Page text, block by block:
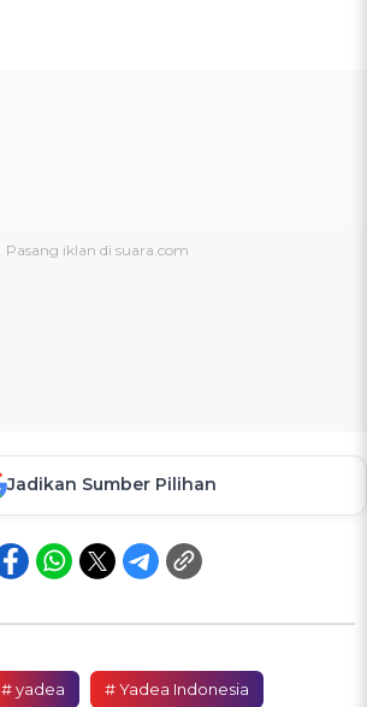
Jadikan Sumber Pilihan
# yadea # Yadea Indonesia